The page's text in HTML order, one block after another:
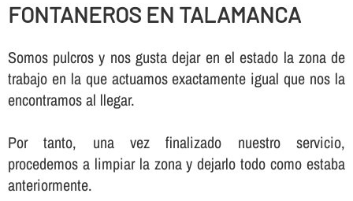
FONTANEROS EN TALAMANCA
Somos pulcros y nos gusta dejar en el estado la zona de
trabajo en la que actuamos exactamente igual que nos la
encontramos al llegar.
Por tanto, una vez finalizado nuestro servicio,
procedemos a limpiar la zona y dejarlo todo como estaba
anteriormente.